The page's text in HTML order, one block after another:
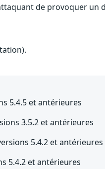
de provoquer un
5.4.5 et antérieures
3.5.2 et antérieures
5.4.2 et antérieures
5.4.2 et antérieures